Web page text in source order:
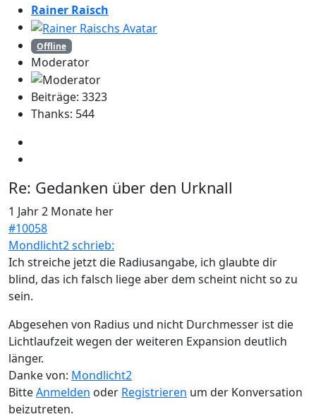
Rainer Raisch
Offline
Moderator
Beiträge: 3323
Thanks: 544
Re: Gedanken über den Urknall
1 Jahr 2 Monate her
#10058
Mondlicht2 schrieb:
Ich streiche jetzt die Radiusangabe, ich glaubte dir
blind, das ich falsch liege aber dem scheint nicht so zu
sein.
Abgesehen von Radius und nicht Durchmesser ist die
Lichtlaufzeit wegen der weiteren Expansion deutlich
länger.
Danke von: Mondlicht2
BitteAnmelden oder Registrieren um der Konversation
beizutreten.